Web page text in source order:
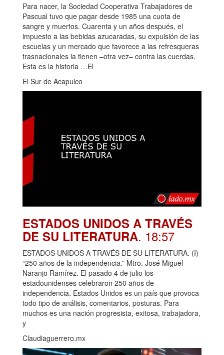
Para nacer, la Sociedad Cooperativa Trabajadores de
Pascual tuvo que pagar desde 1985 una cuota de
sangre y muertos. Cuarenta y un años después, el
impuesto a las bebidas azucaradas, su expulsión de las
escuelas y un mercado que favorece a las refresqueras
trasnacionales la tienen –otra vez– contra las cuerdas.
Esta es la historia …El
El Sur de Acapulco
ESTADOS UNIDOS A TRAVÉS
DE SU LITERATURA. 18:57
ESTADOS UNIDOS A TRAVÉS DE SU LITERATURA. (I)
“250 años de la independencia.” Mtro. José Miguel
Naranjo Ramírez. El pasado 4 de julio los
estadounidenses celebraron 250 años de
independencia. Estados Unidos es un país que provoca
todo tipo de análisis, comentarios, posturas. Para
muchos es una nación progresista, exitosa, trabajadora,
y
Claudiaguerrero.mx